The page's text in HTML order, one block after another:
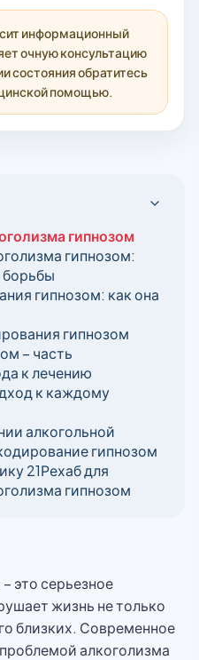
информационный
очную консультацию
состояния обратитесь
помощью.
гипнозом
гипнозом:
гипнозом: как она
гипнозом
– часть
к лечению
к каждому
алкогольной
гипнозом
21Рехаб для
гипнозом
это серьезное
жизнь не только
близких. Современное
алкоголизма